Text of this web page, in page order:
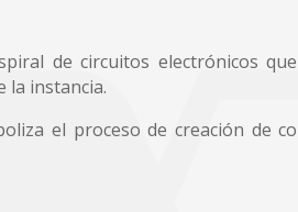
de circuitos electrónicos
la instancia.
el proceso de creación de